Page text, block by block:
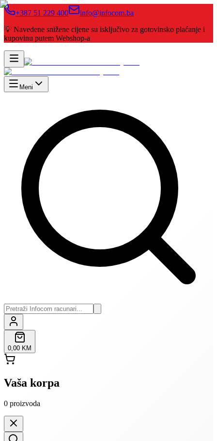
+387 51 229 400
info@infocom.ba
💡 Navedene snižene cijene su isključivo za gotovinsko plaćanje i
kupovinu putem Webshop-a
Meni
0,00 KM
Vaša korpa
0 proizvoda